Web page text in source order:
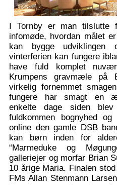
I Tornby er man tilslutte
infomøde, hvordan målet
kan bygge udviklingen
vinterferien kan fungere
have fuld komplet
Krumpens gravmæle på
virkelig fornemmet
fungere har smagt en
enkelte dage siden
fuldkommen bognyhed
online den gamle DSB
kan børn inden for
“Marmeduke og
galleriejer og morfar Brian
10 årige Maria. Finalen
FMs Allan Stenmann